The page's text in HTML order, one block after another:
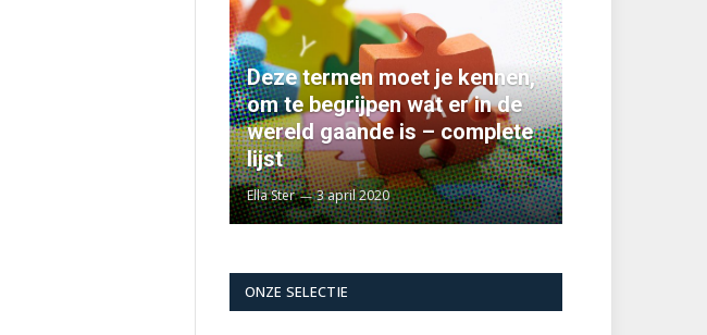
Deze termen moet je kennen,
om te begrijpen wat er in de
wereld gaande is – complete
lijst
Ella Ster 3 april 2020
ONZE SELECTIE